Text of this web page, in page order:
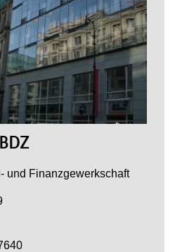
und Finanzgewerkschaft